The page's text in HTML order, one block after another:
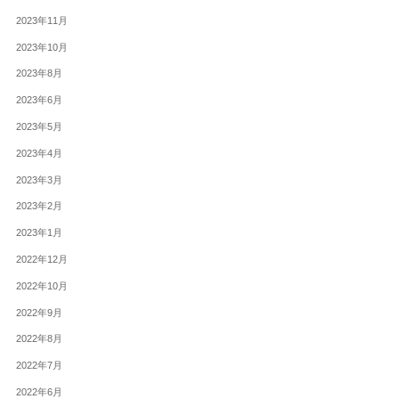
2023年11月
2023年10月
2023年8月
2023年6月
2023年5月
2023年4月
2023年3月
2023年2月
2023年1月
2022年12月
2022年10月
2022年9月
2022年8月
2022年7月
2022年6月